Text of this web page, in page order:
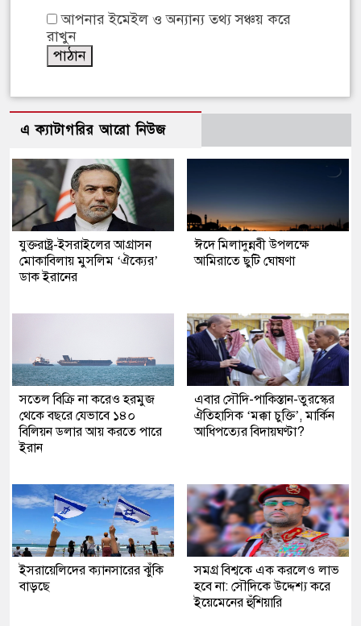
আপনার ইমেইল ও অন্যান্য তথ্য সঞ্চয় করে
রাখুন
এ ক্যাটাগরির আরো নিউজ
যুক্তরাষ্ট্র-ইসরাইলের আগ্রাসন
মোকাবিলায় মুসলিম ‘ঐক্যের’
ডাক ইরানের
ঈদে মিলাদুন্নবী উপলক্ষে
আমিরাতে ছুটি ঘোষণা
সতেল বিক্রি না করেও হরমুজ
থেকে বছরে যেভাবে ১৪০
বিলিয়ন ডলার আয় করতে পারে
ইরান
এবার সৌদি-পাকিস্তান-তুরস্কের
ঐতিহাসিক ‘মক্কা চুক্তি’, মার্কিন
আধিপত্যের বিদায়ঘণ্টা?
ইসরায়েলিদের ক্যানসারের ঝুঁকি
বাড়ছে
সমগ্র বিশ্বকে এক করলেও লাভ
হবে না: সৌদিকে উদ্দেশ্য করে
ইয়েমেনের হুঁশিয়ারি